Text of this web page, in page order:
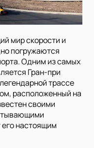
мир скорости и
погружаются
Одним из самых
Гран-при
трассе
расположенный на
своими
настоящим